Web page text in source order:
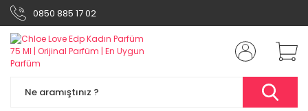
0850 885 17 02